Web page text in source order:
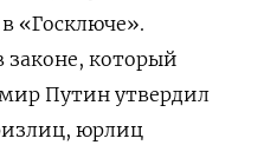
«Госключе».
законе, который
Путин утвердил
юрлиц